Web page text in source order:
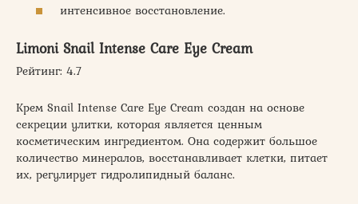
интенсивное восстановление.
Limoni Snail Intense Care Eye Cream
Рейтинг: 4.7
Крем Snail Intense Care Eye Cream создан на основе
секреции улитки, которая является ценным
косметическим ингредиентом. Она содержит большое
количество минералов, восстанавливает клетки, питает
их, регулирует гидролипидный баланс.